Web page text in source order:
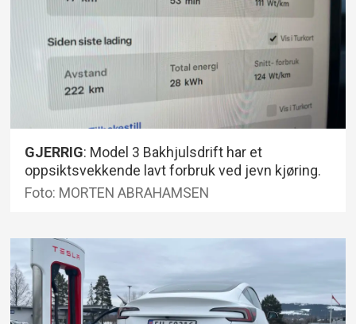
GJERRIG: Model 3 Bakhjulsdrift har et
oppsiktsvekkende lavt forbruk ved jevn kjøring.
Foto: MORTEN ABRAHAMSEN